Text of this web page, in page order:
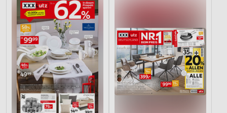
Performance
Funktional
Werbung